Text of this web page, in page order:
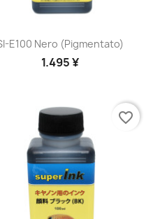
Anteprima
E100 Nero (pigmentato)
1.495 ¥
favorite_border